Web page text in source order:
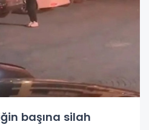
başına silah